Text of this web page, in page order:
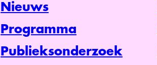
Nieuws
Programma
Publieksonderzoek